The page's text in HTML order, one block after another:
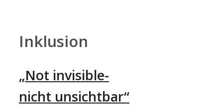
Inklusion
„Not invisible-
nicht unsichtbar“